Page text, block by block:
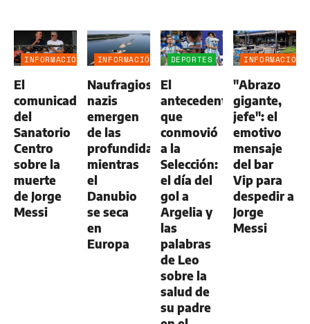
INFORMACIÓN
El
comunicado
del
Sanatorio
Centro
sobre la
muerte
de Jorge
Messi
INFORMACIÓN
Naufragios
nazis
emergen
de las
profundidades
mientras
el
Danubio
se seca
en
Europa
DEPORTES
El
antecedente
que
conmovió
a la
Selección:
el día del
gol a
Argelia y
las
palabras
de Leo
sobre la
salud de
su padre
INFORMACIÓN
"Abrazo
gigante,
jefe": el
emotivo
mensaje
del bar
Vip para
despedir a
Jorge
Messi